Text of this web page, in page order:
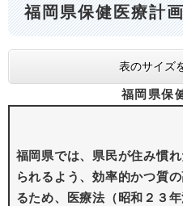
福岡県保健医療計
表のサイズ
福岡県保
福岡県では、県民が住み慣
られるよう、効率的かつ質
るため、医療法（昭和２３